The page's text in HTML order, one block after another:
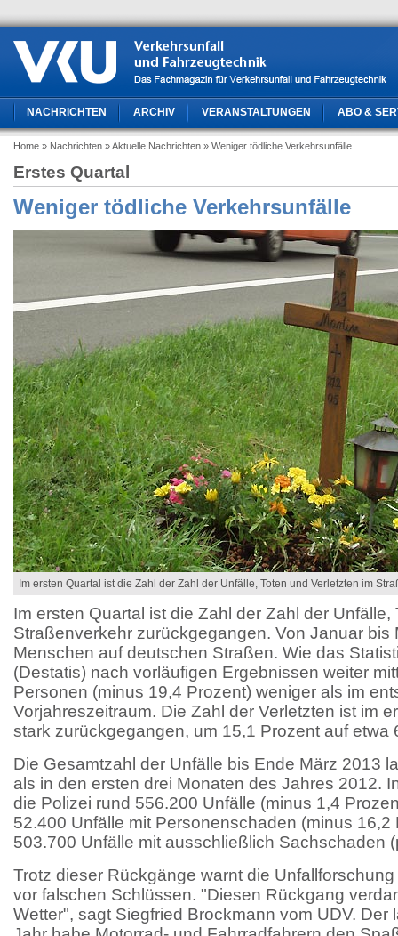
NACHRICHTEN ARCHIV VERANSTALTUNGEN ABO &
Home » Nachrichten » Aktuelle Nachrichten » Weniger tödliche Verkehrsunfälle
Erstes Quartal
Weniger tödliche Verkehrsunfälle
Im ersten Quartal ist die Zahl der Zahl der Unfälle, Toten und Verletzten im
Im ersten Quartal ist die Zahl der Zahl der Unfälle,
Straßenverkehr zurückgegangen. Von Januar bis
Menschen auf deutschen Straßen. Wie das
(Destatis) nach vorläufigen Ergebnissen weiter
Personen (minus 19,4 Prozent) weniger als im
Vorjahreszeitraum. Die Zahl der Verletzten ist im
stark zurückgegangen, um 15,1 Prozent auf etwa
Die Gesamtzahl der Unfälle bis Ende März 2013
als in den ersten drei Monaten des Jahres 2012.
die Polizei rund 556.200 Unfälle (minus 1,4
52.400 Unfälle mit Personenschaden (minus 16,2
503.700 Unfälle mit ausschließlich Sachschaden
Trotz dieser Rückgänge warnt die
vor falschen Schlüssen. "Diesen Rückgang
Wetter", sagt Siegfried Brockmann vom UDV. Der